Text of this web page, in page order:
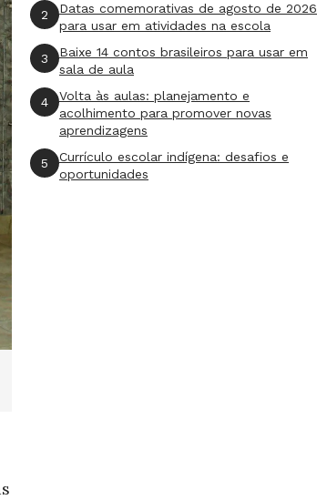
2
Datas comemorativas de agosto de 2026
para usar em atividades na escola
3
Baixe 14 contos brasileiros para usar em
sala de aula
4
Volta às aulas: planejamento e
acolhimento para promover novas
aprendizagens
5
Currículo escolar indígena: desafios e
oportunidades